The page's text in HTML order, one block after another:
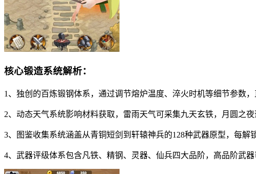
核心锻造系统解析：
1、独创的百炼锻钢体系，通过调节熔炉温度、淬火时机等细节参数
2、动态天气系统影响材料获取，雷雨天气可采集九天玄铁，月圆之
3、图鉴收集系统涵盖从青铜短剑到轩辕神兵的128种武器原型，每解
4、武器评级体系包含凡铁、精钢、灵器、仙兵四大品阶，高品阶武